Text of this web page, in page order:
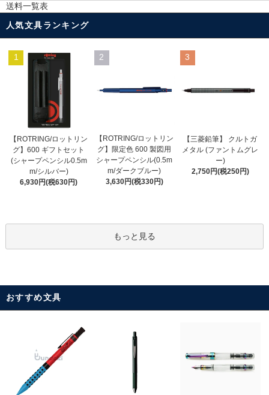
送料一覧表
人気文具ランキング
1
【ROTRING/ロットリン
グ】600 ギフトセット
(シャープペンシル0.5m
m/シルバー)
6,930円(税630円)
2
【ROTRING/ロットリン
グ】限定色 600 製図用
シャープペンシル(0.5m
m/ダークブルー)
3,630円(税330円)
3
【三菱鉛筆】 クルトガ
メタル (ファントムグレ
ー)
2,750円(税250円)
もっと見る
おすすめ文具